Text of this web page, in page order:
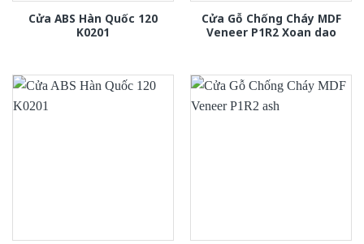
Cửa ABS Hàn Quốc 120
K0201
Cửa Gỗ Chống Cháy MDF
Veneer P1R2 Xoan dao